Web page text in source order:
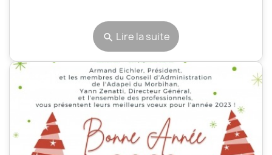
search Lire la suite